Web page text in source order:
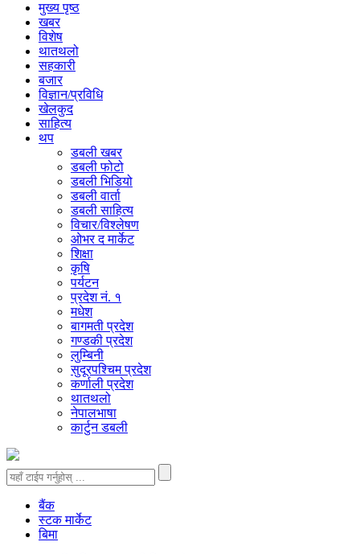
मुख्य पृष्ठ
खबर
विशेष
थातथलो
सहकारी
बजार
विज्ञान/प्रविधि
खेलकुद
साहित्य
थप
डबली खबर
डबली फोटो
डबली भिडियो
डबली वार्ता
डबली साहित्य
विचार/विश्‍लेषण
ओभर द मार्केट
शिक्षा
कृषि
पर्यटन
प्रदेश नं. १
मधेश
बागमती प्रदेश
गण्डकी प्रदेश
लुम्बिनी
सुदूरपश्चिम प्रदेश
कर्णाली प्रदेश
थातथलो
नेपालभाषा
कार्टुन डबली
बैंक
स्टक मार्केट
बिमा